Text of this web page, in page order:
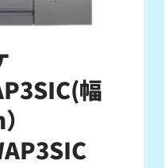
幅